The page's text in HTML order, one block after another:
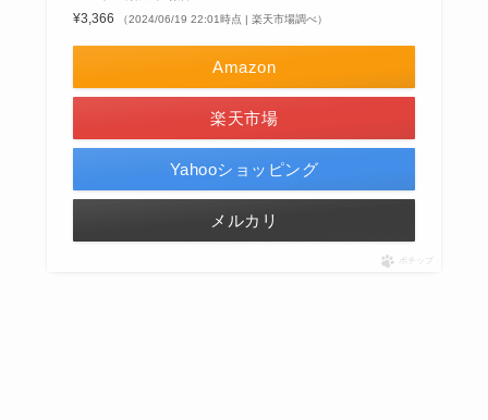
¥3,366
（2024/06/19 22:01時点 | 楽天市場調べ）
Amazon
楽天市場
Yahooショッピング
メルカリ
ポチップ